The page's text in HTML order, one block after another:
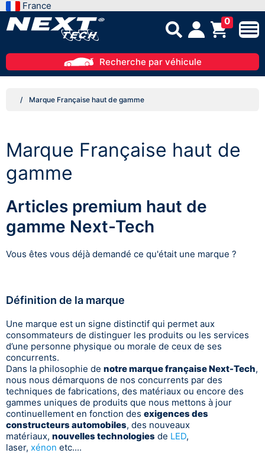
France
0
Recherche par véhicule
Marque Française haut de gamme
Marque Française haut de
gamme
Articles premium haut de
gamme Next-Tech
Vous êtes vous déjà demandé ce qu'était une marque ?
Définition de la marque
Une marque est un signe distinctif qui permet aux
consommateurs de distinguer les produits ou les services
d’une personne physique ou morale de ceux de ses
concurrents.
Dans la philosophie de notre marque française Next-Tech,
nous nous démarquons de nos concurrents par des
techniques de fabrications, des matériaux ou encore des
gammes uniques de produits que nous mettons à jour
continuellement en fonction des exigences des
constructeurs automobiles, des nouveaux
matériaux, nouvelles technologies de LED,
laser, xénon etc....